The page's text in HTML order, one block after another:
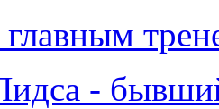
главным
-